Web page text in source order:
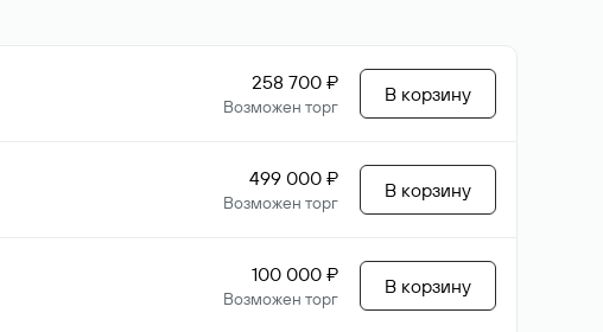
258 700 ₽
Возможен торг
В корзину
499 000 ₽
Возможен торг
В корзину
100 000 ₽
Возможен торг
В корзину